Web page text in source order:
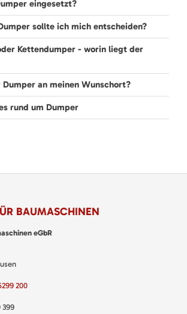
eingesetzt?
sollte ich mich entscheiden?
Kettendumper - worin liegt der
an meinen Wunschort?
rund um Dumper
BAUMASCHINEN
eGbR
200
399